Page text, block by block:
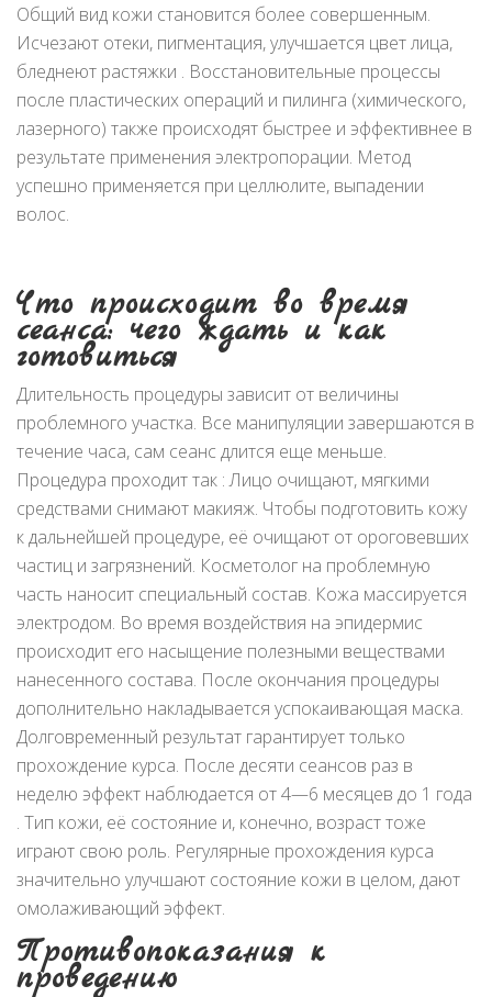
Общий вид кожи становится более совершенным.
Исчезают отеки, пигментация, улучшается цвет лица,
бледнеют растяжки . Восстановительные процессы
после пластических операций и пилинга (химического,
лазерного) также происходят быстрее и эффективнее в
результате применения электропорации. Метод
успешно применяется при целлюлите, выпадении
волос.
Что происходит во время
сеанса: чего ждать и как
готовиться
Длительность процедуры зависит от величины
проблемного участка. Все манипуляции завершаются в
течение часа, сам сеанс длится еще меньше.
Процедура проходит так : Лицо очищают, мягкими
средствами снимают макияж. Чтобы подготовить кожу
к дальнейшей процедуре, её очищают от ороговевших
частиц и загрязнений. Косметолог на проблемную
часть наносит специальный состав. Кожа массируется
электродом. Во время воздействия на эпидермис
происходит его насыщение полезными веществами
нанесенного состава. После окончания процедуры
дополнительно накладывается успокаивающая маска.
Долговременный результат гарантирует только
прохождение курса. После десяти сеансов раз в
неделю эффект наблюдается от 4—6 месяцев до 1 года
. Тип кожи, её состояние и, конечно, возраст тоже
играют свою роль. Регулярные прохождения курса
значительно улучшают состояние кожи в целом, дают
омолаживающий эффект.
Противопоказания к
проведению